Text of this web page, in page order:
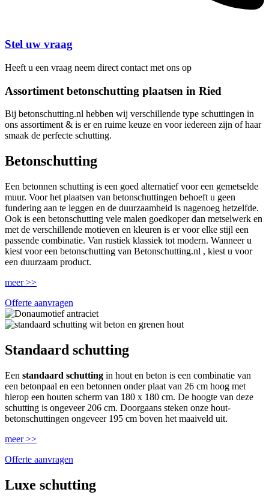
Stel uw vraag
Heeft u een vraag neem direct contact met ons op
Assortiment betonschutting plaatsen in Ried
Bij betonschutting.nl hebben wij verschillende type schuttingen in
ons assortiment & is er en ruime keuze en voor iedereen zijn of haar
smaak de perfecte schutting.
Betonschutting
Een betonnen schutting is een goed alternatief voor een gemetselde
muur. Voor het plaatsen van betonschuttingen behoeft u geen
fundering aan te leggen en de duurzaamheid is nagenoeg hetzelfde.
Ook is een betonschutting vele malen goedkoper dan metselwerk en
met de verschillende motieven en kleuren is er voor elke stijl een
passende combinatie. Van rustiek klassiek tot modern. Wanneer u
kiest voor een betonschutting van Betonschutting.nl , kiest u voor
een duurzaam product.
meer >>
Offerte aanvragen
Standaard schutting
Een standaard schutting in hout en beton is een combinatie van
een betonpaal en een betonnen onder plaat van 26 cm hoog met
hierop een houten scherm van 180 x 180 cm. De hoogte van deze
schutting is ongeveer 206 cm. Doorgaans steken onze hout-
betonschuttingen ongeveer 195 cm boven het maaiveld uit.
meer >>
Offerte aanvragen
Luxe schutting